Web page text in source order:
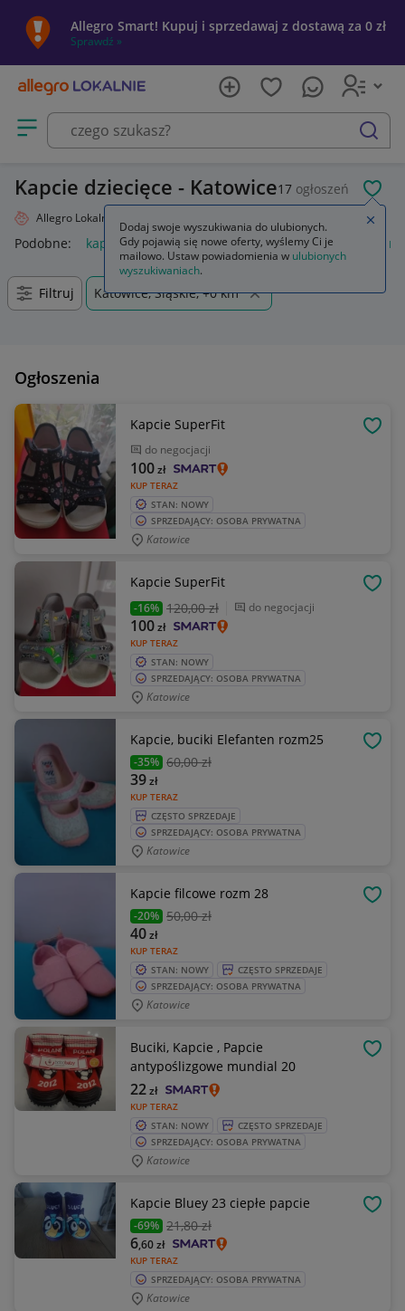
Allegro Smart! Kupuj i sprzedawaj z dostawą za 0 zł
Sprawdź »
Otwórz menu z kategoriami
szukaj
Kapcie dziecięce - Katowice17 ogłoszeń
Allegro Lokalnie
Podobne: kapcie kapcie damskie kapcie befado kapcie
Filtruj Katowice, Śląskie, +0 km
Ogłoszenia
Kapcie SuperFit
do negocjacji
KUP TERAZ
100zł
STAN: NOWY
SPRZEDAJĄCY: OSOBA PRYWATNA
Katowice
Kapcie SuperFit
-16% 120,00 zł do negocjacji
KUP TERAZ
100zł
STAN: NOWY
SPRZEDAJĄCY: OSOBA PRYWATNA
Katowice
Kapcie, buciki Elefanten rozm25
-35% 60,00 zł
KUP TERAZ
39zł
CZĘSTO SPRZEDAJE
SPRZEDAJĄCY: OSOBA PRYWATNA
Katowice
Kapcie filcowe rozm 28
-20% 50,00 zł
KUP TERAZ
40zł
STAN: NOWY
CZĘSTO SPRZEDAJE
SPRZEDAJĄCY: OSOBA PRYWATNA
Katowice
Buciki, Kapcie , Papcie
antypoślizgowe mundial 20
KUP TERAZ
22zł
STAN: NOWY
CZĘSTO SPRZEDAJE
SPRZEDAJĄCY: OSOBA PRYWATNA
Katowice
Kapcie Bluey 23 ciepłe papcie
-69% 21,80 zł
KUP TERAZ
6,60zł
SPRZEDAJĄCY: OSOBA PRYWATNA
Katowice
Dodaj swoje wyszukiwania do ulubionych.
Gdy pojawią się nowe oferty, wyślemy Ci je
mailowo. Ustaw powiadomienia w ulubionych
wyszukiwaniach.